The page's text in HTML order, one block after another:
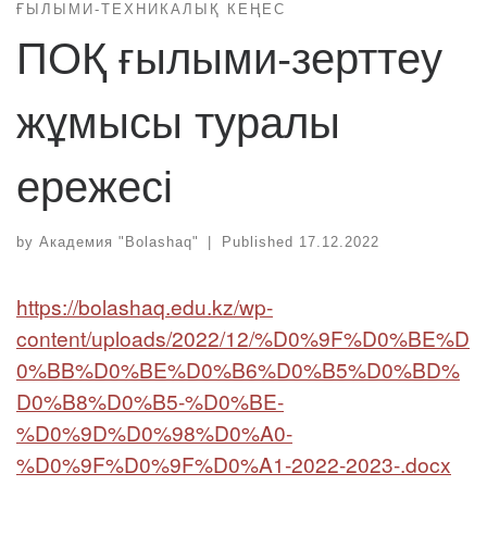
ҒЫЛЫМИ-ТЕХНИКАЛЫҚ КЕҢЕС
ПОҚ ғылыми-зерттеу
жұмысы туралы
ережесі
by Академия "Bolashaq" | Published 17.12.2022
https://bolashaq.edu.kz/wp-
content/uploads/2022/12/%D0%9F%D0%BE%D
0%BB%D0%BE%D0%B6%D0%B5%D0%BD%
D0%B8%D0%B5-%D0%BE-
%D0%9D%D0%98%D0%A0-
%D0%9F%D0%9F%D0%A1-2022-2023-.docx